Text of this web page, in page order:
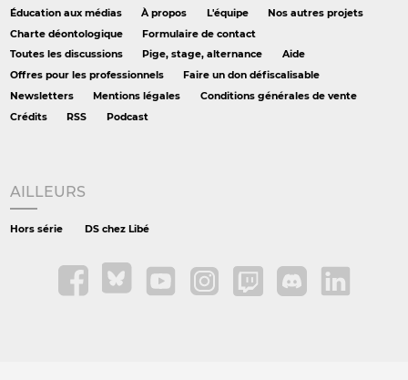
Éducation aux médias
À propos L'équipe
Nos autres projets
Charte déontologique
Formulaire de contact
Toutes les discussions
Pige, stage, alternance
Aide
Offres pour les professionnels
Faire un don défiscalisable
Newsletters
Mentions légales
Conditions générales de vente
Crédits
RSS Podcast
AILLEURS
Hors série DS chez Libé